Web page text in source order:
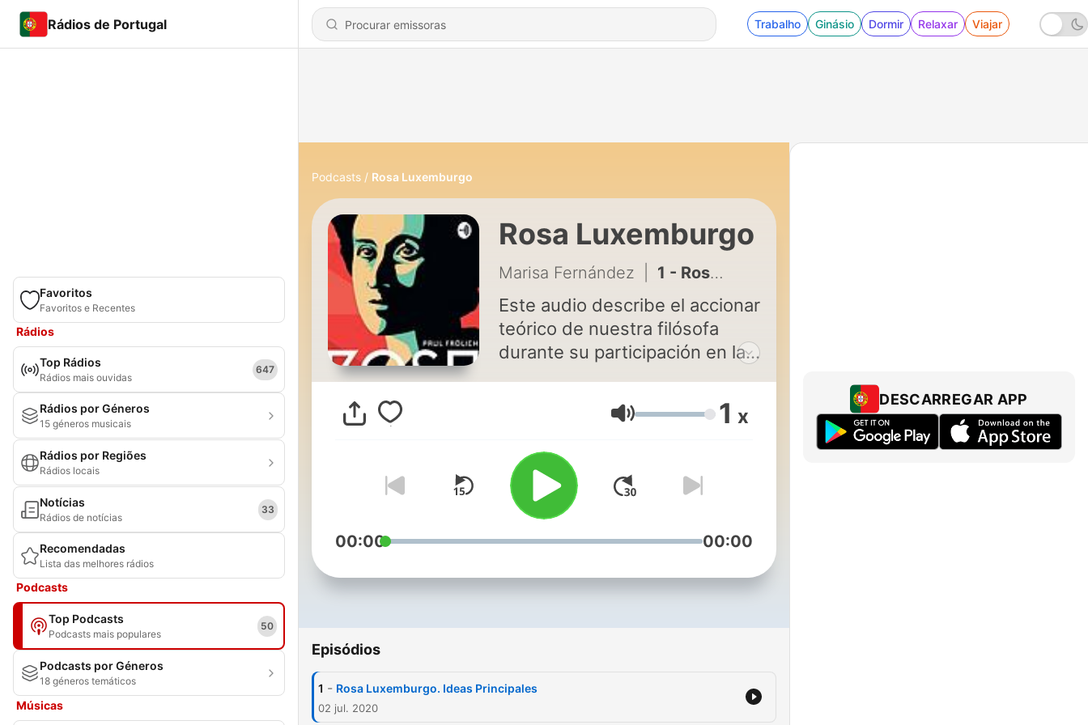
Rádios de Portugal Trabalho Ginásio Dormir Relaxar Viajar
Favoritos
Favoritos e Recentes
Rádios
Top Rádios
Rádios mais ouvidas
647
Rádios por Géneros
15 géneros musicais
Rádios por Regiões
Rádios locais
Notícias
Rádios de notícias
33
Recomendadas
Lista das melhores rádios
Podcasts
Top Podcasts
Podcasts mais populares
50
Podcasts por Géneros
18 géneros temáticos
Músicas
Podcasts Rosa Luxemburgo
Rosa Luxemburgo
Marisa Fernández 1 - Rosa Luxemburgo. Ideas Principales
Este audio describe el accionar
teórico de nuestra filósofa
durante su participación en las
controversias con uno de los
teóricos Bernstein.Volume 1 x
00:00 00:00
Episódios
1 - Rosa Luxemburgo. Ideas Principales
02 jul. 2020
DESCARREGAR APP